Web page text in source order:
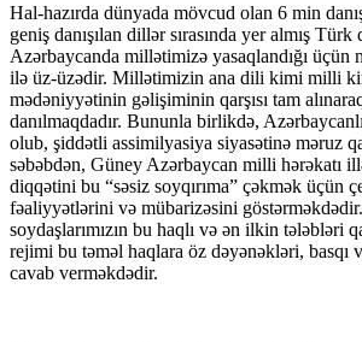
Hal-hazırda dünyada mövcud olan 6 min
geniş danışılan dillər sırasında yer almış
Azərbaycanda millətimizə yasaqlandığı üçün
ilə üz-üzədir. Millətimizin ana dili kimi milli
mədəniyyətinin gəlişiminin qarşısı tam
danılmaqdadır. Bununla birlikdə,
olub, şiddətli assimilyasiya siyasətinə məruz
səbəbdən, Güney Azərbaycan milli hərəkatı
diqqətini bu “səsiz soyqırıma” çəkmək üçün
fəaliyyətlərini və mübarizəsini
soydaşlarımızın bu haqlı və ən ilkin tələbləri
rejimi bu təməl haqlara öz dəyənəkləri, basqı
cavab verməkdədir.